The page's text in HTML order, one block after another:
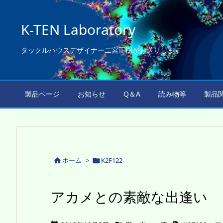
K-TEN Laboratory
タックルハウスデザイナー二宮正樹がお送りします
製品ページ お知らせ Q＆A 読み物等 製品
ホーム > K2F122
アカメとの素敵な出逢い